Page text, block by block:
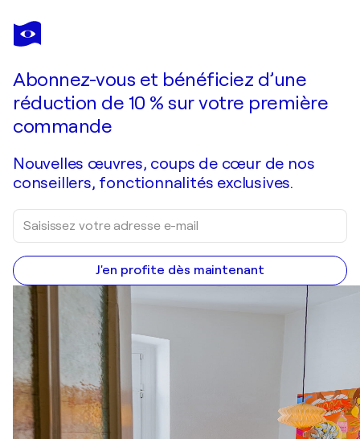
Abonnez-vous et bénéficiez d’une
réduction de 10 % sur votre première
commande
Nouvelles œuvres, coups de cœur de nos
conseillers, fonctionnalités exclusives.
J'en profite dès maintenant